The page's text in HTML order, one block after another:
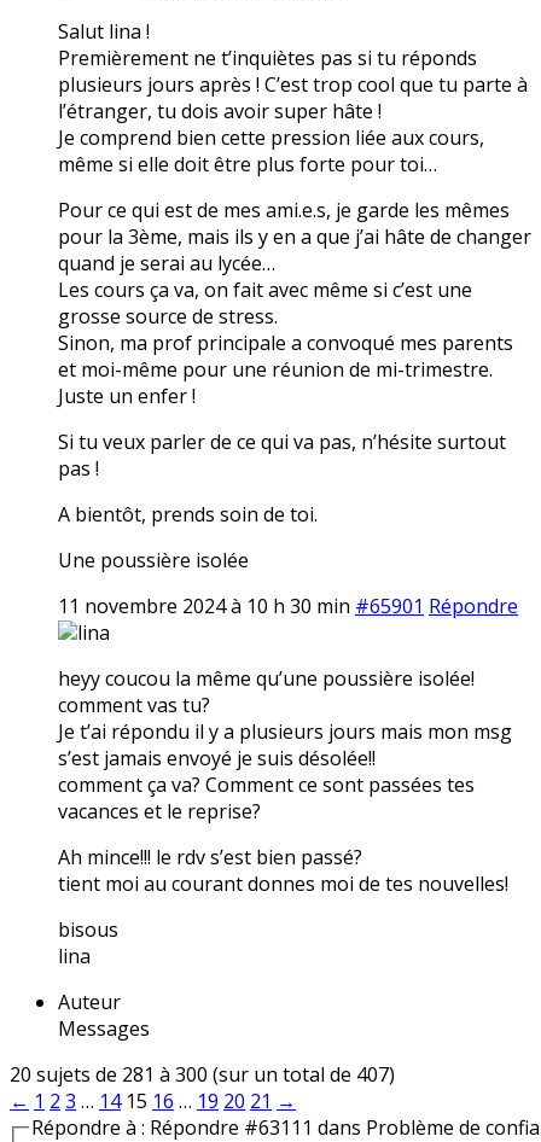
Salut lina !
Premièrement ne t’inquiètes pas si tu réponds
plusieurs jours après ! C’est trop cool que tu parte à
l’étranger, tu dois avoir super hâte !
Je comprend bien cette pression liée aux cours,
même si elle doit être plus forte pour toi…
Pour ce qui est de mes ami.e.s, je garde les mêmes
pour la 3ème, mais ils y en a que j’ai hâte de changer
quand je serai au lycée…
Les cours ça va, on fait avec même si c’est une
grosse source de stress.
Sinon, ma prof principale a convoqué mes parents
et moi-même pour une réunion de mi-trimestre.
Juste un enfer !
Si tu veux parler de ce qui va pas, n’hésite surtout
pas !
A bientôt, prends soin de toi.
Une poussière isolée
11 novembre 2024 à 10 h 30 min #65901 Répondre
lina
heyy coucou la même qu’une poussière isolée!
comment vas tu?
Je t’ai répondu il y a plusieurs jours mais mon msg
s’est jamais envoyé je suis désolée!!
comment ça va? Comment ce sont passées tes
vacances et le reprise?
Ah mince!!! le rdv s’est bien passé?
tient moi au courant donnes moi de tes nouvelles!
bisous
lina
Auteur
Messages
20 sujets de 281 à 300 (sur un total de 407)
← 1 2 3 … 14 15 16 … 19 20 21 →
Répondre à : Répondre #63111 dans Problème de